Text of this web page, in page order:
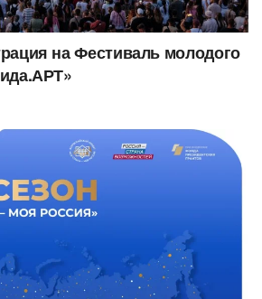
на Фестиваль молодого